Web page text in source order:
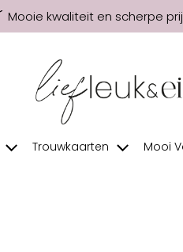
Mooie kwaliteit en scherpe
Trouwkaarten Mooi